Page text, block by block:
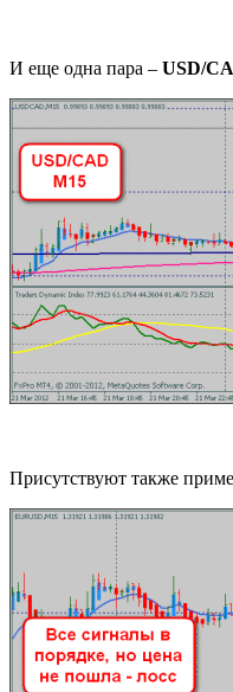
И еще одна пара – USD/
Присутствуют также